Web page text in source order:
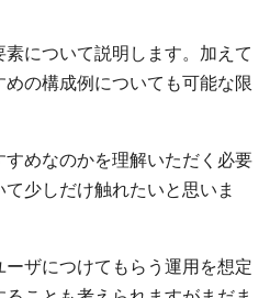
について説明します。加えて
の構成例についても可能な限
めなのかを理解いただく必要
少しだけ触れたいと思いま
ザにつけてもらう運用を想定